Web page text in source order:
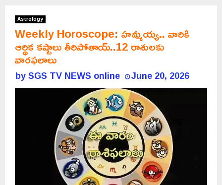
Astrology
Weekly Horoscope: హమ్మయ్య.. వారికి
ఆర్థిక కష్టాలు తీరిపోతాయ్..12 రాశులకు
వారఫలాలు
bySGS TV NEWS online June 20, 2026